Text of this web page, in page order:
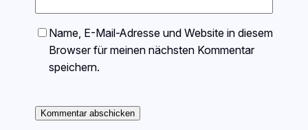
Name, E-Mail-Adresse und Website in diesem
Browser für meinen nächsten Kommentar
speichern.